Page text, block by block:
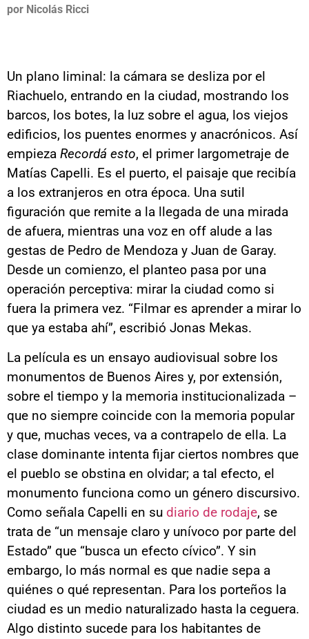
por Nicolás Ricci
Un plano liminal: la cámara se desliza por el
Riachuelo, entrando en la ciudad, mostrando los
barcos, los botes, la luz sobre el agua, los viejos
edificios, los puentes enormes y anacrónicos. Así
empieza Recordá esto, el primer largometraje de
Matías Capelli. Es el puerto, el paisaje que recibía
a los extranjeros en otra época. Una sutil
figuración que remite a la llegada de una mirada
de afuera, mientras una voz en off alude a las
gestas de Pedro de Mendoza y Juan de Garay.
Desde un comienzo, el planteo pasa por una
operación perceptiva: mirar la ciudad como si
fuera la primera vez. “Filmar es aprender a mirar lo
que ya estaba ahí”, escribió Jonas Mekas.
La película es un ensayo audiovisual sobre los
monumentos de Buenos Aires y, por extensión,
sobre el tiempo y la memoria institucionalizada –
que no siempre coincide con la memoria popular
y que, muchas veces, va a contrapelo de ella. La
clase dominante intenta fijar ciertos nombres que
el pueblo se obstina en olvidar; a tal efecto, el
monumento funciona como un género discursivo.
Como señala Capelli en su diario de rodaje, se
trata de “un mensaje claro y unívoco por parte del
Estado” que “busca un efecto cívico”. Y sin
embargo, lo más normal es que nadie sepa a
quiénes o qué representan. Para los porteños la
ciudad es un medio naturalizado hasta la ceguera.
Algo distinto sucede para los habitantes de